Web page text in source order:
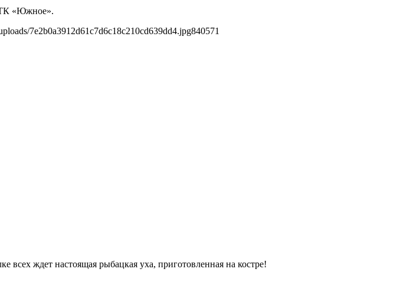
ТК «Южное».
7e2b0a3912d61c7d6c18c210cd639dd4.jpg840571
ждет настоящая рыбацкая уха, приготовленная на костре!